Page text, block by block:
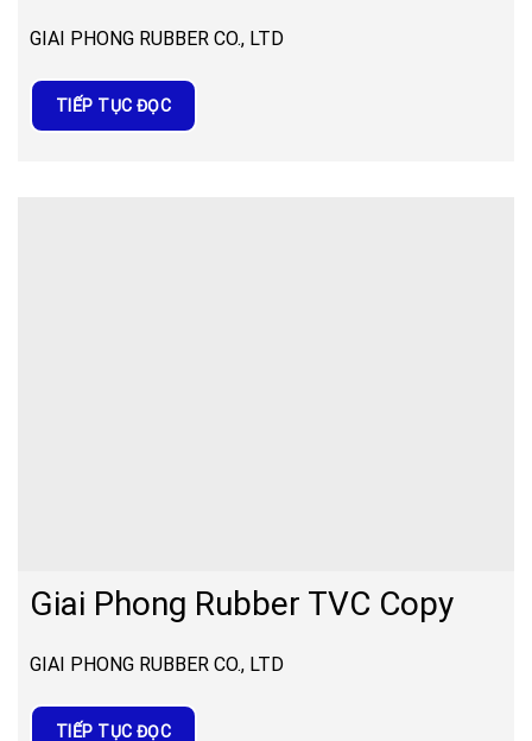
GIAI PHONG RUBBER CO., LTD
TIẾP TỤC ĐỌC
Giai Phong Rubber TVC Copy
GIAI PHONG RUBBER CO., LTD
TIẾP TỤC ĐỌC